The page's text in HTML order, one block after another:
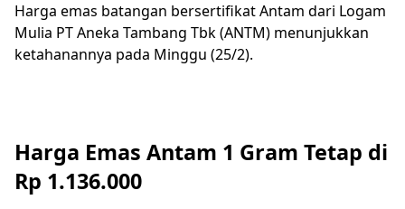
Harga emas batangan bersertifikat Antam dari Logam
Mulia PT Aneka Tambang Tbk (ANTM) menunjukkan
ketahanannya pada Minggu (25/2).
Harga Emas Antam 1 Gram Tetap di
Rp 1.136.000